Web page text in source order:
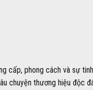
phong cách và sự
chuyện thương hiệu độc